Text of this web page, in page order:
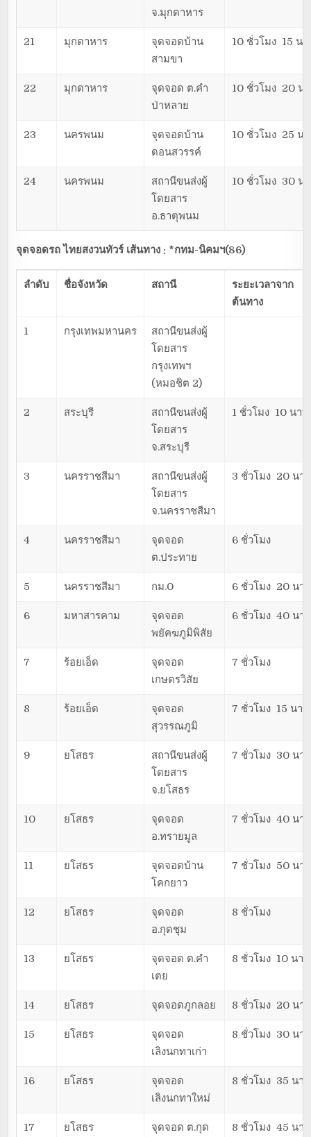
จ.มุกดาหาร
21 มุกดาหาร
จุดจอดบ้าน
สามขา
10 ชั่วโมง 15 น
22 มุกดาหาร
จุดจอด ต.คำ
ป่าหลาย
10 ชั่วโมง 20 น
23 นครพนม
จุดจอดบ้าน
ดอนสวรรค์
10 ชั่วโมง 25 น
24 นครพนม
สถานีขนส่งผู้
โดยสาร
อ.ธาตุพนม
10 ชั่วโมง 30 น
จุดจอดรถ ไทยสงวนทัวร์ เส้นทาง : *กทม-นิคมฯ(86)
ลำดับ ชื่อจังหวัด สถานี
ระยะเวลาจาก
ต้นทาง
1 กรุงเทพมหานคร
สถานีขนส่งผู้
โดยสาร
กรุงเทพฯ
(หมอชิต 2)
2 สระบุรี
สถานีขนส่งผู้
โดยสาร
จ.สระบุรี
1 ชั่วโมง 10 นาที
3 นครราชสีมา
สถานีขนส่งผู้
โดยสาร
จ.นครราชสีมา
3 ชั่วโมง 20 นา
4 นครราชสีมา
จุดจอด
ต.ประทาย
6 ชั่วโมง
5 นครราชสีมา กม.0 6 ชั่วโมง 20 นา
6 มหาสารคาม
จุดจอด
พยัคฆภูมิพิสัย
6 ชั่วโมง 40 นา
7 ร้อยเอ็ด
จุดจอด
เกษตรวิสัย
7 ชั่วโมง
8 ร้อยเอ็ด
จุดจอด
สุวรรณภูมิ
7 ชั่วโมง 15 นาที
9 ยโสธร
สถานีขนส่งผู้
โดยสาร
จ.ยโสธร
7 ชั่วโมง 30 นา
10 ยโสธร
จุดจอด
อ.ทรายมูล
7 ชั่วโมง 40 นา
11 ยโสธร
จุดจอดบ้าน
โคกยาว
7 ชั่วโมง 50 นา
12 ยโสธร
จุดจอด
อ.กุดชุม
8 ชั่วโมง
13 ยโสธร
จุดจอด ต.คำ
เตย
8 ชั่วโมง 10 นาที
14 ยโสธร จุดจอดภูกลอย 8 ชั่วโมง 20 นา
15 ยโสธร
จุดจอด
เลิงนกทาเก่า
8 ชั่วโมง 30 นา
16 ยโสธร
จุดจอด
เลิงนกทาใหม่
8 ชั่วโมง 35 นาที
17 ยโสธร
จุดจอด ต.กุด
8 ชั่วโมง 45 นาที